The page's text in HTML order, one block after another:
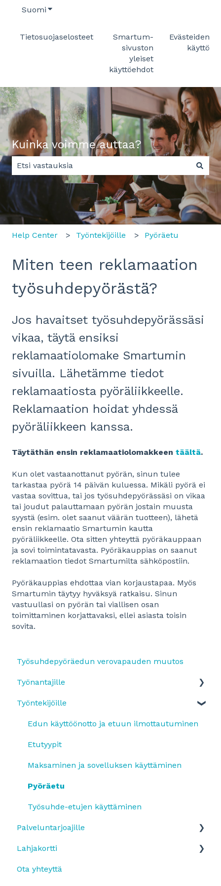
Suomi Näytä käännöksien alavalikko
Tietosuojaselosteet
Smartum-
sivuston
yleiset
käyttöehdot
Evästeiden
käyttö
Kuinka voimme auttaa?
Ehdotuksia ei ole, koska hakukenttä on tyhjä.
Help Center Työntekijöille Pyöräetu
Miten teen reklamaation
työsuhdepyörästä?
Jos havaitset työsuhdepyörässäsi
vikaa, täytä ensiksi
reklamaatiolomake Smartumin
sivuilla. Lähetämme tiedot
reklamaatiosta pyöräliikkeelle.
Reklamaation hoidat yhdessä
pyöräliikkeen kanssa.
Täytäthän ensin reklamaatiolomakkeen täältä.
Kun olet vastaanottanut pyörän, sinun tulee
tarkastaa pyörä 14 päivän kuluessa. Mikäli pyörä ei
vastaa sovittua, tai jos työsuhdepyörässäsi on vikaa
tai joudut palauttamaan pyörän jostain muusta
syystä (esim. olet saanut väärän tuotteen), lähetä
ensin reklamaatio Smartumin kautta
pyöräliikkeelle. Ota sitten yhteyttä pyöräkauppaan
ja sovi toimintatavasta. Pyöräkauppias on saanut
reklamaation tiedot Smartumilta sähköpostiin.
Pyöräkauppias ehdottaa vian korjaustapaa. Myös
Smartumin täytyy hyväksyä ratkaisu. Sinun
vastuullasi on pyörän tai viallisen osan
toimittaminen korjattavaksi, ellei asiasta toisin
sovita.
Työsuhdepyöräedun verovapauden muutos
Työnantajille
Yleistä
SmartumPlus
SmartumPlus: laskutus ja raportit
Smartum Saldo
Pyöräetu
Etujen käyttö
OmaLahjakortti
Työntekijöille
Edun käyttöönotto ja etuun ilmottautuminen
Etutyypit
Maksaminen ja sovelluksen käyttäminen
Pyöräetu
Työsuhde-etujen käyttäminen
Palveluntarjoajille
Maksujen vastaanottaminen
Tilitys ja hinnasto
Lahjakortti
Smartum Lahjakortin käyttö
Ota yhteyttä